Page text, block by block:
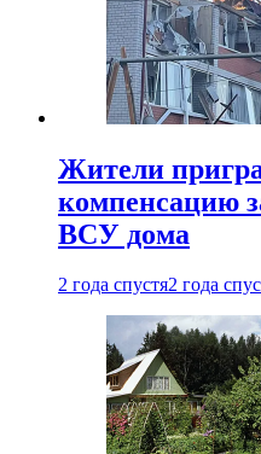
Жители
компенсацию
ВСУ дома
2 года спустя2 года